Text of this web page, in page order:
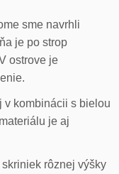
sme navrhli
je po strop
ostrove je
v kombinácii s bielou
je aj
rôznej výšky